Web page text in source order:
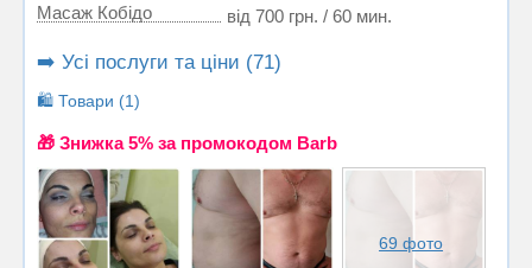
Масаж Кобідо від 700 грн. / 60 мин.
➡️ Усі послуги та ціни (71)
🛍️ Товари (1)
🎁 Знижка 5% за промокодом Barb
69 фото